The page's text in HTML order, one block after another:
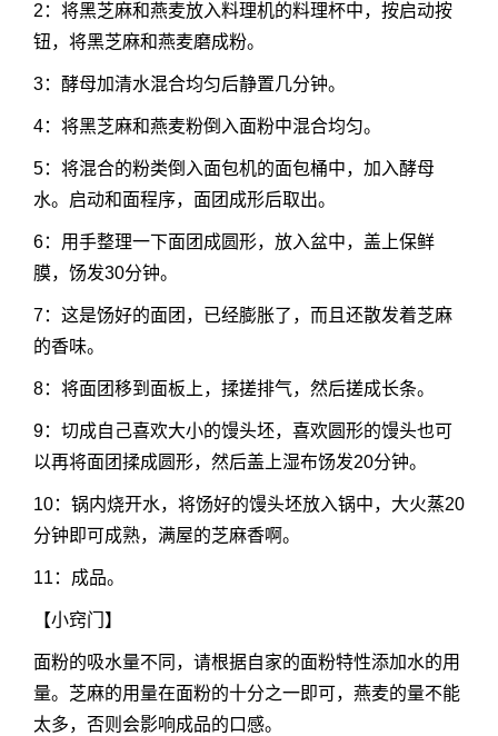
2：将黑芝麻和燕麦放入料理机的料理杯中，按启动按
钮，将黑芝麻和燕麦磨成粉。
3：酵母加清水混合均匀后静置几分钟。
4：将黑芝麻和燕麦粉倒入面粉中混合均匀。
5：将混合的粉类倒入面包机的面包桶中，加入酵母
水。启动和面程序，面团成形后取出。
6：用手整理一下面团成圆形，放入盆中，盖上保鲜
膜，饧发30分钟。
7：这是饧好的面团，已经膨胀了，而且还散发着芝麻
的香味。
8：将面团移到面板上，揉搓排气，然后搓成长条。
9：切成自己喜欢大小的馒头坯，喜欢圆形的馒头也可
以再将面团揉成圆形，然后盖上湿布饧发20分钟。
10：锅内烧开水，将饧好的馒头坯放入锅中，大火蒸20
分钟即可成熟，满屋的芝麻香啊。
11：成品。
【小窍门】
面粉的吸水量不同，请根据自家的面粉特性添加水的用
量。芝麻的用量在面粉的十分之一即可，燕麦的量不能
太多，否则会影响成品的口感。